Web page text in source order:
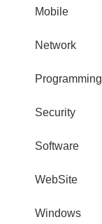
Mobile
Network
Programming
Security
Software
WebSite
Windows